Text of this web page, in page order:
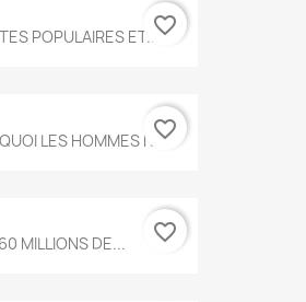
POPULAIRES ET...favorite_border
LES HOMMES N...favorite_border
60 MILLIONS DE... favorite_border